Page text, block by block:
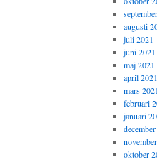
augusti
juli 2021
juni 2021
maj 2021
april 2021
mars 2021
februari
januari
oktober